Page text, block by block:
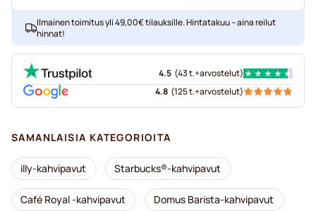
Ilmainen toimitus yli 49,00€ tilauksille. Hintatakuu – aina reilut
hinnat!
4.5 (43 t.+arvostelut)
4.8 (125 t.+arvostelut)
SAMANLAISIA KATEGORIOITA
illy-kahvipavut Starbucks®-kahvipavut
Café Royal -kahvipavut Domus Barista-kahvipavut